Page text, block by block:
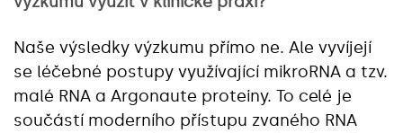
Naše výsledky výzkumu přímo ne. Ale vyvíjejí
se léčebné postupy využívající mikroRNA a tzv.
malé RNA a Argonaute proteiny. To celé je
součástí moderního přístupu zvaného RNA